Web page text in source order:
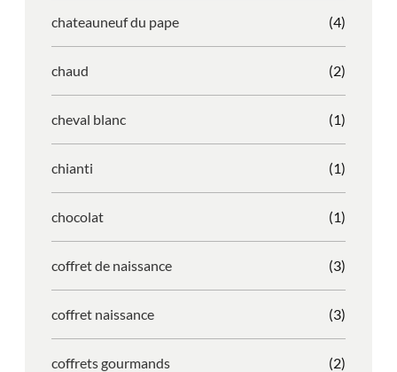
chateauneuf du pape (4)
chaud (2)
cheval blanc (1)
chianti (1)
chocolat (1)
coffret de naissance (3)
coffret naissance (3)
coffrets gourmands (2)